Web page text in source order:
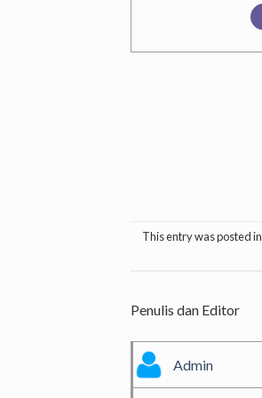
This entry was posted in
Penulis dan Editor
Admin